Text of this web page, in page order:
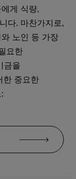
게 식량,
다. 마찬가지로,
노인 등 가장
요한
금을
한 중요한